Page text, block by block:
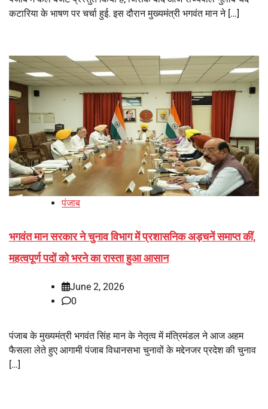
कटारिया के भाषण पर चर्चा हुई. इस दौरान मुख्यमंत्री भगवंत मान ने […]
पंजाब
भगवंत मान सरकार ने चुनाव विभाग में प्रशासनिक अड़चनें समाप्त कीं,
महत्वपूर्ण पदों को भरने का रास्ता हुआ आसान
June 2, 2026
0
पंजाब के मुख्यमंत्री भगवंत सिंह मान के नेतृत्व में मंत्रिमंडल ने आज अहम
फैसला लेते हुए आगामी पंजाब विधानसभा चुनावों के मद्देनजर प्रदेश की चुनाव
[…]